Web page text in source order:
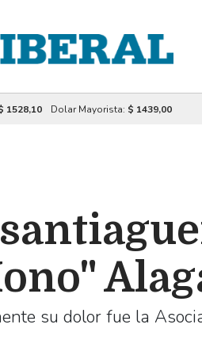
1528,10 Dolar Mayorista: $ 1439,00
su dolor fue la